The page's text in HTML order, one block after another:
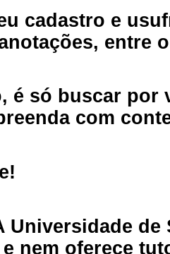
cadastro e
entre
é só buscar por
com
Universidade
nem oferece